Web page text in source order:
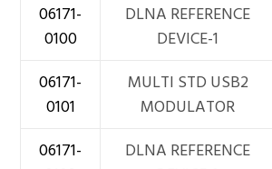
06171-
0100
DLNA REFERENCE
DEVICE-1
06171-
0101
MULTI STD USB2
MODULATOR
06171-
DLNA REFERENCE